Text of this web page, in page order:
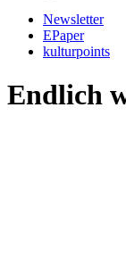
Newsletter
EPaper
kulturpoints
Endlich